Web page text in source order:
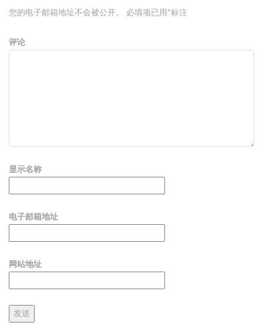
您的电子邮箱地址不会被公开。 必填项已用 *标注
评论
显示名称
电子邮箱地址
网站地址